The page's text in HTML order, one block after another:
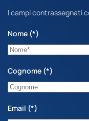
I campi contrassegnati
Nome (*)
Cognome (*)
Email (*)